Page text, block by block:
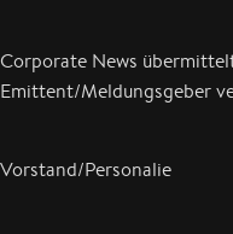
Corporate News
Emittent/Meldungsgeber
Vorstand/Personalie